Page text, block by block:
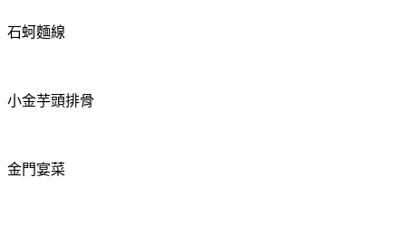
石蚵麵線
小金芋頭排骨
金門宴菜